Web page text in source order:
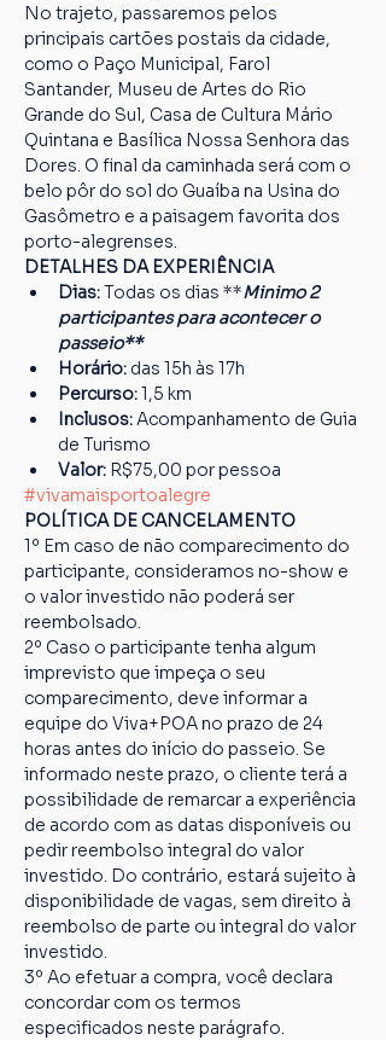
No trajeto, passaremos pelos
principais cartões postais da cidade,
como o Paço Municipal, Farol
Santander, Museu de Artes do Rio
Grande do Sul, Casa de Cultura Mário
Quintana e Basílica Nossa Senhora das
Dores. O final da caminhada será com o
belo pôr do sol do Guaíba na Usina do
Gasômetro e a paisagem favorita dos
porto-alegrenses.
DETALHES DA EXPERIÊNCIA
Dias: Todas os dias **Minimo 2
participantes para acontecer o
passeio**
Horário: das 15h às 17h
Percurso: 1,5 km
Inclusos: Acompanhamento de Guia
de Turismo
Valor: R$75,00 por pessoa
#vivamaisportoalegre
POLÍTICA DE CANCELAMENTO
1º Em caso de não comparecimento do
participante, consideramos no-show e
o valor investido não poderá ser
reembolsado.
2º Caso o participante tenha algum
imprevisto que impeça o seu
comparecimento, deve informar a
equipe do Viva+POA no prazo de 24
horas antes do início do passeio. Se
informado neste prazo, o cliente terá a
possibilidade de remarcar a experiência
de acordo com as datas disponíveis ou
pedir reembolso integral do valor
investido. Do contrário, estará sujeito à
disponibilidade de vagas, sem direito à
reembolso de parte ou integral do valor
investido.
3º Ao efetuar a compra, você declara
concordar com os termos
especificados neste parágrafo.